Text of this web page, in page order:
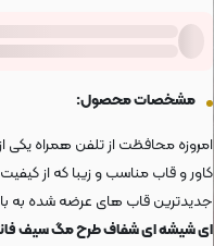
مشخصات محصول:
امروزه محافظت از تلفن همراه یکی
کاور و قاب مناسب و زیبا که از
جدیدترین قاب های عرضه شده به
ای شیشه ای شفاف طرح مگ سیف